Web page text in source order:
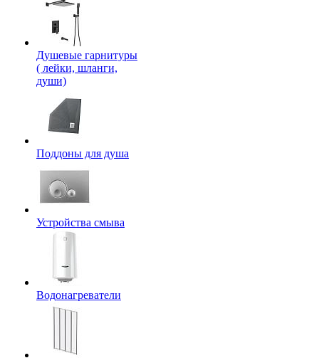
Душевые гарнитуры
( лейки, шланги,
души)
Поддоны для душа
Устройства смыва
Водонагреватели